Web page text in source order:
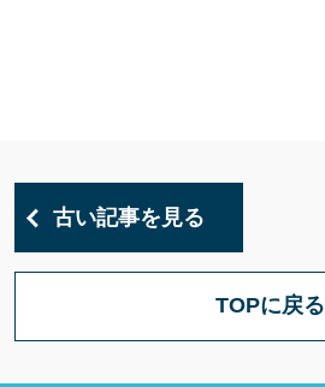
古い記事を見る
TOPに戻る